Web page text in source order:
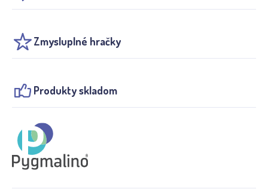
Zmysluplné hračky
Produkty skladom